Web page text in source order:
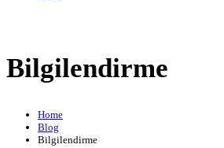
Bilgilendirme
Home
Blog
Bilgilendirme